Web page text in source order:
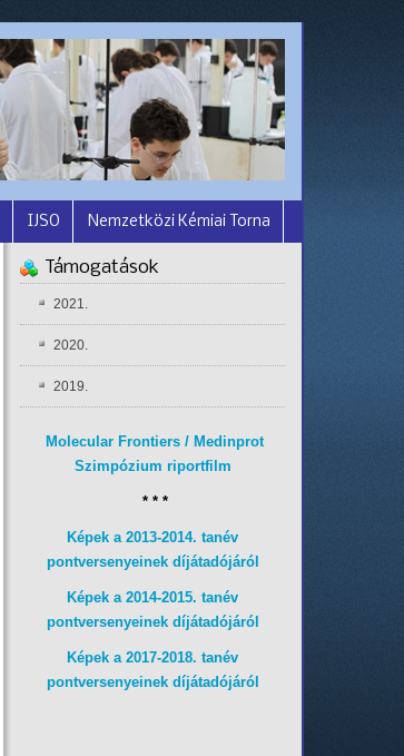
IJSO Nemzetközi Kémiai Torna
Támogatások
2021.
2020.
2019.
Molecular Frontiers / Medinprot
Szimpózium riportfilm
* * *
Képek a 2013-2014. tanév
pontversenyeinek díjátadójáról
Képek a 2014-2015. tanév
pontversenyeinek díjátadójáról
Képek a 2017-2018. tanév
pontversenyeinek díjátadójáról